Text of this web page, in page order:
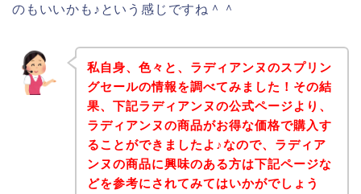
のもいいかも♪という感じですね＾＾
私自身、色々と、ラディアンヌのスプリン
グセールの情報を調べてみました！その結
果、下記ラディアンヌの公式ページより、
ラディアンヌの商品がお得な価格で購入す
ることができましたよ♪なので、ラディア
ンヌの商品に興味のある方は下記ページな
どを参考にされてみてはいかがでしょう